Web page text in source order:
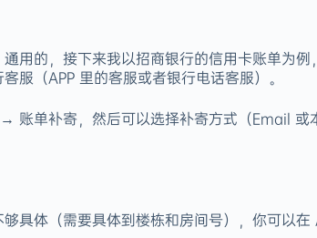
用的，接下来我以招商银行的信用卡账单为
服（APP 里的客服或者银行电话客服）。
单补寄，然后可以选择补寄方式（Email 或
具体（需要具体到楼栋和房间号），你可以